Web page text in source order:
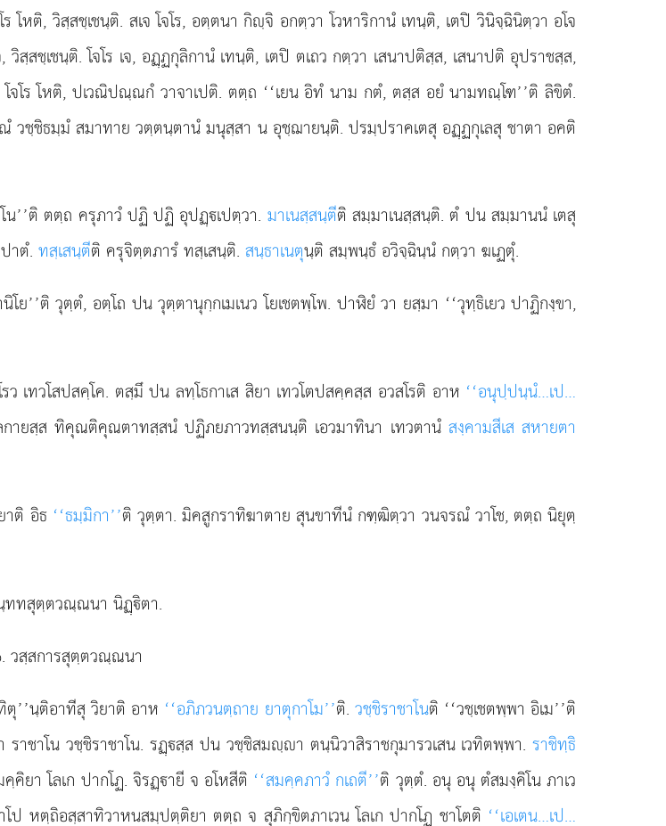
โหติ, วิสฺสชฺเชนฺติ. สเจ โจโร, อตฺตนา กิฺจิ อกตฺวา โวหาริกานํ เทนฺติ, เตปิ วินิจฺฉินิตฺวา อโจ
วิสฺสชฺเชนฺติ. โจโร เจ, อฏฺฏกุลิกานํ เทนฺติ, เตปิ ตเถว กตฺวา เสนาปติสฺส, เสนาปติ อุปราชสฺส,
จโร โหติ, ปเวณิปณฺณกํ วาจาเปติ. ตตฺถ ‘‘เยน อิทํ นาม กตํ, ตสฺส อยํ นามทณฺโฑ’’ติ ลิขิตํ.
วชฺชิธมฺมํ สมาทาย วตฺตนฺตานํ มนุสฺสา น อุชฺฌายนฺติ. ปรมฺปราคเตสุ อฏฺฏกุเลสุ ชาตา อคติ
น’’ติ ตตฺถ ครุภาวํ ปฏิ ปฏิ อุปฏฺเปตฺวา. มาเนสฺสนฺตีติ สมฺมาเนสฺสนฺติ. ตํ ปน สมฺมานนํ เตสุ
ตํ. ทสฺเสนฺตีติ ครุจิตฺตภารํ ทสฺเสนฺติ. สนฺธาเนตุนฺติ สมฺพนฺธํ อวิจฺฉินฺนํ กตฺวา ฆเฏตุํ.
’’ติ วุตฺตํ, อตฺโถ ปน วุตฺตานุกฺกเมเนว โยเชตพฺโพ. ปาฬิยํ วา ยสฺมา ‘‘วุทฺธิเยว ปาฏิกงฺขา,
เทวโสปสคฺโค. ตสฺมึ ปน ลทฺโธกาเส สิยา เทวโตปสคฺคสฺส อวสโรติ อาห ‘‘อนุปฺปนฺนํ…เป…
ายสฺส ทิคุณติคุณตาทสฺสนํ ปฏิภยภาวทสฺสนนฺติ เอวมาทินา เทวตานํ สงฺคามสีเส สหายตา
าติ อิธ ‘‘ธมฺมิกา’’ติ วุตฺตา. มิคสูกราทิฆาตาย สุนขาทีนํ กฑฺฒิตฺวา วนจรณํ วาโช, ตตฺถ นิยุตฺ
ททสุตฺตวณฺณนา นิฏฺิตา.
วสฺสการสุตฺตวณฺณนา
’’นฺติอาทีสุ วิยาติ อาห ‘‘อภิภวนตฺถาย ยาตุกาโม’’ติ. วชฺชิราชาโนติ ‘‘วชฺเชตพฺพา อิเม’’ติ
าชาโน วชฺชิราชาโน. รฏฺสฺส ปน วชฺชิสมฺา ตนฺนิวาสิราชกุมารวเสน เวทิตพฺพา.ราชิทฺธิ
คิยา โลเก ปากโฏ. จิรฏฺายี จ อโหสีติ ‘‘สมคฺคภาวํ กเถตี’’ติ วุตฺตํ. อนุ อนุ ตํสมงฺคิโน ภาเว
หตฺถิอสฺสาทิวาหนสมฺปตฺติยา ตตฺถ จ สุภิกฺขิตภาเวน โลเก ปากโฏ ชาโตติ ‘‘เอเตน…เป…